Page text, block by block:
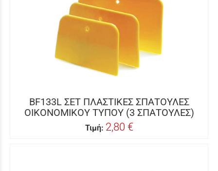
BF133L ΣΕΤ ΠΛΑΣΤΙΚΕΣ ΣΠΑΤΟΥΛΕΣ
ΟΙΚΟΝΟΜΙΚΟΥ ΤΥΠΟΥ (3 ΣΠΑΤΟΥΛΕΣ)
Τιμή: 2,80 €